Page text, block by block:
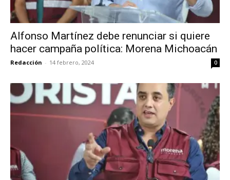
Alfonso Martínez debe renunciar si quiere
hacer campaña política: Morena Michoacán
Redacción - 14 febrero, 2024 0